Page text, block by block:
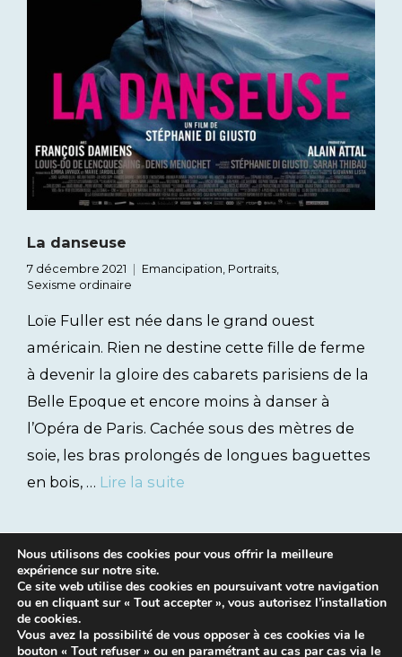
La danseuse
7 décembre 2021 Emancipation, Portraits,
Sexisme ordinaire
Loïe Fuller est née dans le grand ouest
américain. Rien ne destine cette fille de ferme
à devenir la gloire des cabarets parisiens de la
Belle Epoque et encore moins à danser à
l’Opéra de Paris. Cachée sous des mètres de
soie, les bras prolongés de longues baguettes
en bois, … Lire la suite
Nous utilisons des cookies pour vous offrir la meilleure
expérience sur notre site.
Ce site web utilise des cookies en poursuivant votre navigation
ou en cliquant sur « Tout accepter », vous autorisez l’installation
de cookies.
Vous avez la possibilité de vous opposer à ces cookies via le
bouton « Tout refuser » ou en paramétrant au cas par cas via le